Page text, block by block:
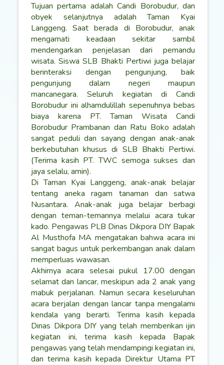
Tujuan pertama adalah Candi Borobudur, dan
obyek selanjutnya adalah Taman Kyai
Langgeng. Saat berada di Borobudur, anak
mengamati keadaan sekitar sambil
mendengarkan penjelasan dari pemandu
wisata. Siswa SLB Bhakti Pertiwi juga belajar
berinteraksi dengan pengunjung, baik
pengunjung dalam negeri maupun
mancanegara. Seluruh kegiatan di Candi
Borobudur ini alhamdulillah sepenuhnya bebas
biaya karena PT. Taman Wisata Candi
Borobudur Prambanan dan Ratu Boko adalah
sangat peduli dan sayang dengan anak-anak
berkebutuhan khusus di SLB Bhakti Pertiwi.
(Terima kasih PT. TWC semoga sukses dan
jaya selalu, amin).
Di Taman Kyai Langgeng, anak-anak belajar
tentang aneka ragam tanaman dan satwa
Nusantara. Anak-anak juga belajar berbagi
dengan teman-temannya melalui acara tukar
kado. Pengawas PLB Dinas Dikpora DIY Bapak
Al Musthofa MA mengatakan bahwa acara ini
sangat bagus untuk perkembangan anak dalam
memperluas wawasan.
Akhirnya acara selesai pukul 17.00 dengan
selamat dan lancar, meskipun ada 2 anak yang
mabuk perjalanan. Namun secara keseluruhan
acara berjalan dengan lancar tanpa mengalami
kendala yang berarti. Terima kasih kepada
Dinas Dikpora DIY yang telah memberikan ijin
kegiatan ini, terima kasih kepada Bapak
pengawas yang telah mendampingi kegiatan ini,
dan terima kasih kepada Direktur Utama PT